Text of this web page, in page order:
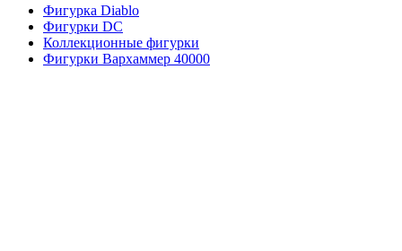
Фигурка Diablo
Фигурки DC
Коллекционные фигурки
Фигурки Вархаммер 40000